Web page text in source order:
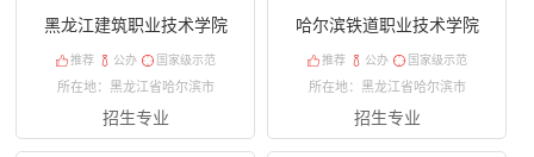
黑龙江建筑职业技术学院
推荐 公办 国家级示范
所在地：黑龙江省哈尔滨市
招生专业
哈尔滨铁道职业技术学院
推荐 公办 国家级示范
所在地：黑龙江省哈尔滨市
招生专业